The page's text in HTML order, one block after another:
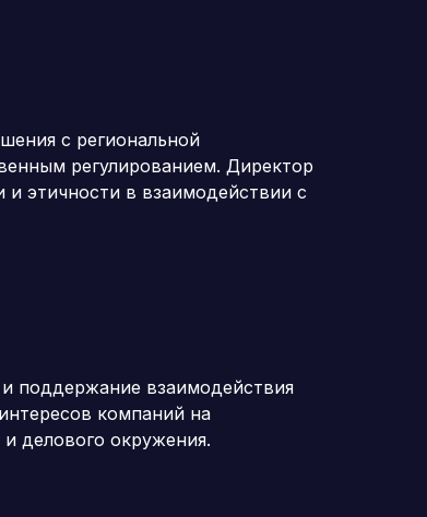
с региональной
регулированием. Директор
этичности в взаимодействии с
поддержание взаимодействия
компаний на
делового окружения.